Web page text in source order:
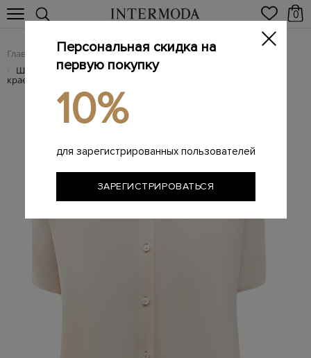
0
Главная Женщинам / Женская одежда / Женские блузы
/ Шелковая блуза Susan с&nbsp;асимметричным нижним
краем
Персональная скидка на
первую покупку
10%
для зарегистрированных пользователей
ЗАРЕГИСТРИРОВАТЬСЯ